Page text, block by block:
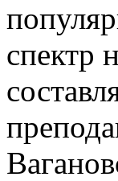
спектр